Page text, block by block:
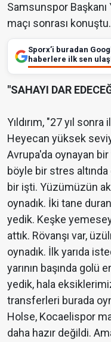
Samsunspor Başkanı
maçı sonrası konuştu.
Sporx’i buradan
haberlere ilk sen
"SAHAYI DAR
Yıldırım, "27 yıl
Heyecan yüksek
Avrupa'da oynayan
böyle bir stres
bir işti. Yüzümüzün
oynadık. İki tane
yedik. Keşke
attık. Rövanşı var,
oynadık. İlk yarıda
yarının başında golü
yedik, hala
transferleri burada
Holse, Kocaelispor
daha hazır değildi.